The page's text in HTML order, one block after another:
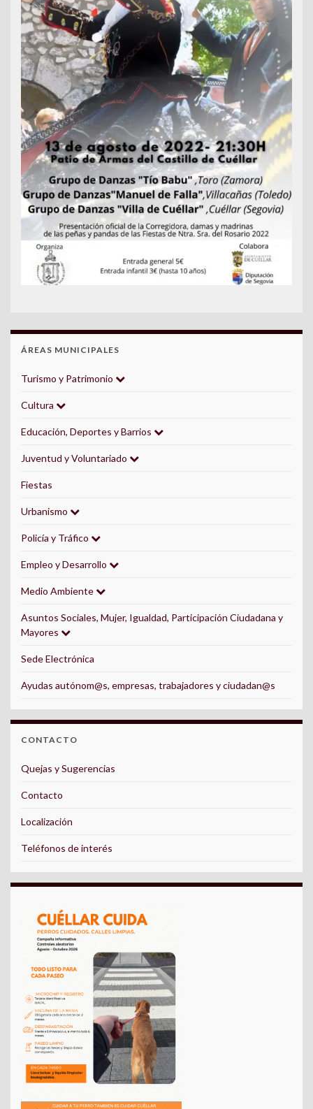
ÁREAS MUNICIPALES
Turismo y Patrimonio
Cultura
Educación, Deportes y Barrios
Juventud y Voluntariado
Fiestas
Urbanismo
Policía y Tráfico
Empleo y Desarrollo
Medio Ambiente
Asuntos Sociales, Mujer, Igualdad, Participación Ciudadana y
Mayores
Sede Electrónica
Ayudas autónom@s, empresas, trabajadores y ciudadan@s
CONTACTO
Quejas y Sugerencias
Contacto
Localización
Teléfonos de interés